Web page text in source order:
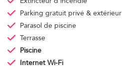
Parking gratuit privé & extérieur
Parasol de piscine
Terrasse
Piscine
Internet Wi-Fi